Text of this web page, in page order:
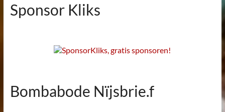
Sponsor Kliks
Bombabode Nïjsbrie.f